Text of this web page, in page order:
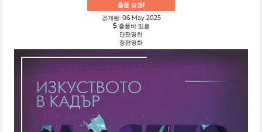
출품 요청!
공개됨: 06 May 2025
출품비 있음
단편영화
장편영화